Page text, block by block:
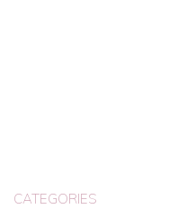
CATEGORIES